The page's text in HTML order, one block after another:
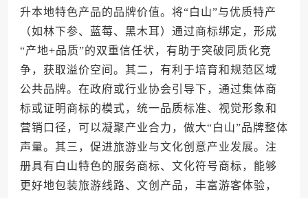
升本地特色产品的品牌价值。将“白山”与优质特产
（如林下参、蓝莓、黑木耳）通过商标绑定，形成
“产地+品质”的双重信任状，有助于突破同质化竞
争，获取溢价空间。其二，有利于培育和规范区域
公共品牌。在政府或行业协会引导下，通过集体商
标或证明商标的模式，统一品质标准、视觉形象和
营销口径，可以凝聚产业合力，做大“白山”品牌整体
声量。其三，促进旅游业与文化创意产业发展。注
册具有白山特色的服务商标、文化符号商标，能够
更好地包装旅游线路、文创产品，丰富游客体验，